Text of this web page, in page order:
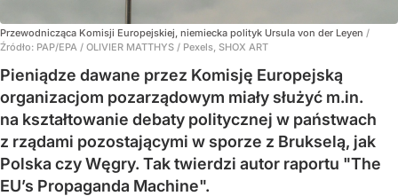
Przewodnicząca Komisji Europejskiej, niemiecka polityk Ursula von der Leyen /
Źródło: PAP/EPA / OLIVIER MATTHYS / Pexels, SHOX ART
Pieniądze dawane przez Komisję Europejską
organizacjom pozarządowym miały służyć m.in.
na kształtowanie debaty politycznej w państwach
z rządami pozostającymi w sporze z Brukselą, jak
Polska czy Węgry. Tak twierdzi autor raportu "The
EU’s Propaganda Machine".